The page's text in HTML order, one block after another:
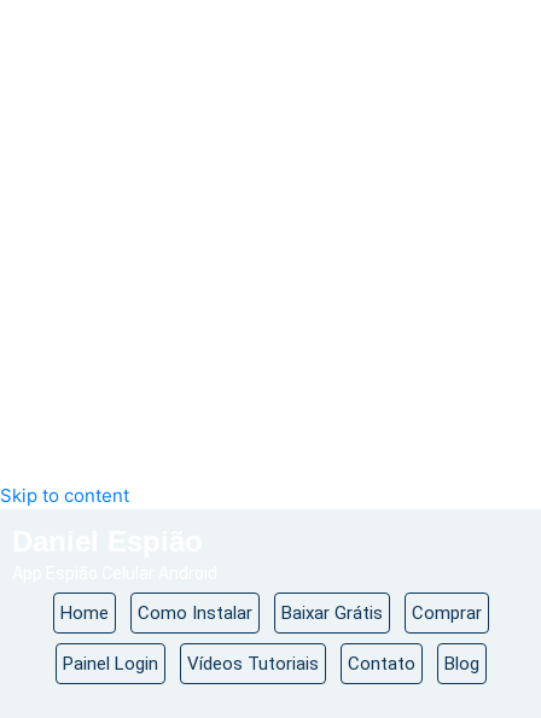
Skip to content
Home Como Instalar Baixar Grátis Comprar
Painel Login Vídeos Tutoriais Contato Blog